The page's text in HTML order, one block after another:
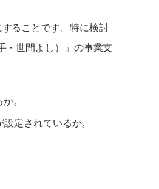
ることです。特に検討
・世間よし）」の事業支
。
定されているか。